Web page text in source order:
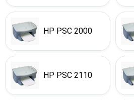
HP PSC 2000
HP PSC 2110